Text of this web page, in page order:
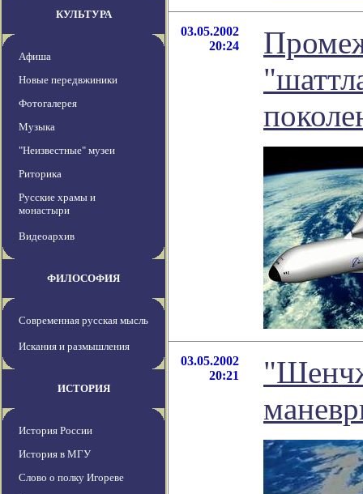
КУЛЬТУРА
Афиша
Новые передвжиники
Фотогалерея
Музыка
"Неизвестные" музеи
Риторика
Русские храмы и
монастыри
Видеоархив
ФИЛОСОФИЯ
Современная русская мысль
Искания и размышления
ИСТОРИЯ
История России
История в МГУ
Слово о полку Игореве
03.05.2002
20:24
03.05.2002
20:21